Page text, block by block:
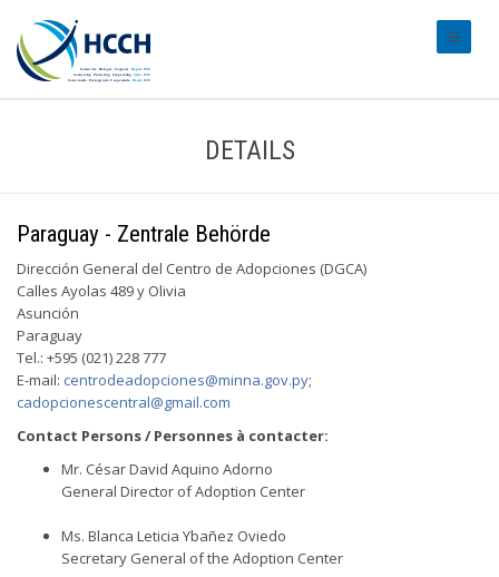
DETAILS
Paraguay - Zentrale Behörde
Dirección General del Centro de Adopciones (DGCA)
Calles Ayolas 489 y Olivia
Asunción
Paraguay
Tel.: +595 (021) 228 777
E-mail: centrodeadopciones@minna.gov.py;
cadopcionescentral@gmail.com
Contact Persons / Personnes à contacter:
Mr. César David Aquino Adorno
General Director of Adoption Center
Ms. Blanca Leticia Ybañez Oviedo
Secretary General of the Adoption Center